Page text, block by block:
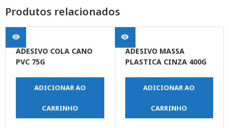
Produtos relacionados
ADESIVO COLA CANO
PVC 75G
ADICIONAR AO
CARRINHO
ADESIVO MASSA
PLASTICA CINZA 400G
ADICIONAR AO
CARRINHO